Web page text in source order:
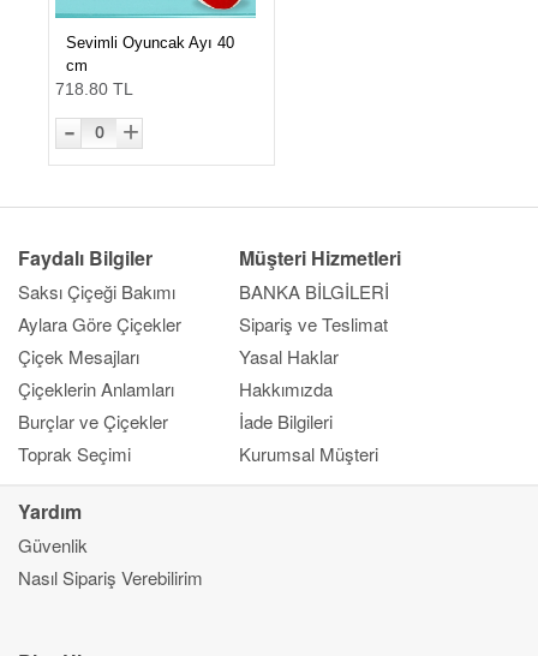
Sevimli Oyuncak Ayı 40
cm
718.80 TL
- 0 +
Faydalı Bilgiler
Saksı Çiçeği Bakımı
Aylara Göre Çiçekler
Çiçek Mesajları
Çiçeklerin Anlamları
Burçlar ve Çiçekler
Toprak Seçimi
Müşteri Hizmetleri
BANKA BİLGİLERİ
Sipariş ve Teslimat
Yasal Haklar
Hakkımızda
İade Bilgileri
Kurumsal Müşteri
Yardım
Güvenlik
Nasıl Sipariş Verebilirim
Kapat
Ana Sayfa